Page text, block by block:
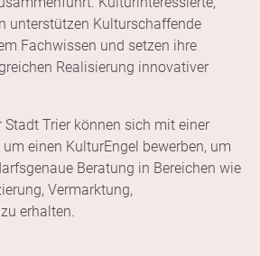
unterstützen Kulturschaffende
Fachwissen und setzen ihre
Realisierung innovativer
Trier können sich mit einer
einen Kultur­Engel bewerben, um
Beratung in Bereichen wie
Vermarktung,
erhalten.